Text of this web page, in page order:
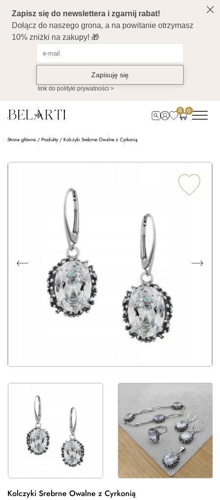
0 0
Strona główna / Produkty/ Kolczyki Srebrne Owalne z Cyrkonią
Kolczyki Srebrne Owalne z Cyrkonią